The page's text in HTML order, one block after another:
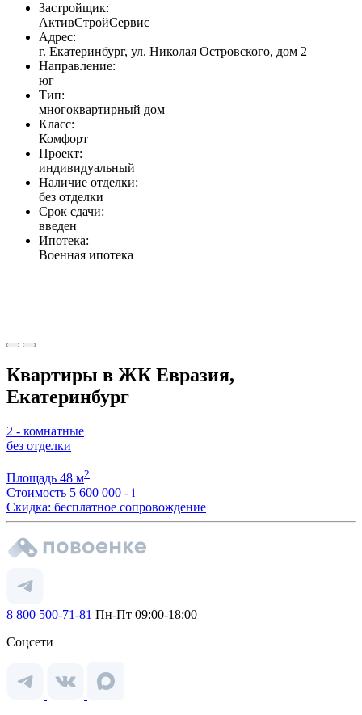
Застройщик:
АктивСтройСервис
Адрес:
г. Екатеринбург, ул. Николая Островского, дом 2
Направление:
юг
Тип:
многоквартирный дом
Класс:
Комфорт
Проект:
индивидуальный
Наличие отделки:
без отделки
Срок сдачи:
введен
Ипотека:
Военная ипотека
Квартиры в ЖК Евразия,
Екатеринбург
2 - комнатные
без отделки
Площадь 48 м2
Стоимость 5 600 000 - i
Скидка: бесплатное сопровождение
8 800 500-71-81 Пн-Пт 09:00-18:00
Соцсети